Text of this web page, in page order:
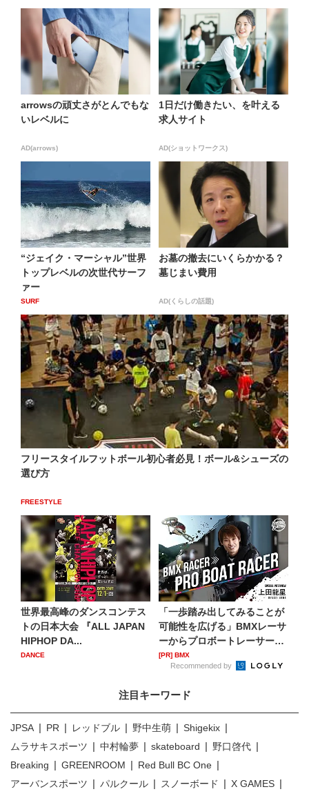
arrowsの頑丈さがとんでもな
いレベルに
AD(arrows)
1日だけ働きたい、を叶える
求人サイト
AD(ショットワークス)
“ジェイク・マーシャル”世界
トップレベルの次世代サーフ
ァー
SURF
お墓の撤去にいくらかかる？
墓じまい費用
AD(くらしの話題)
フリースタイルフットボール初心者必見！ボール&シューズの
選び方
FREESTYLE
世界最高峰のダンスコンテス
トの日本大会 『ALL JAPAN
HIPHOP DA...
DANCE
「一歩踏み出してみることが
可能性を広げる」BMXレーサ
ーからプロボートレーサー
へ...
[PR] BMX
Recommended by
注目キーワード
JPSA PR レッドブル 野中生萌
Shigekix
ムラサキスポーツ
中村輪夢 skateboard
野口啓代
Breaking
GREENROOM
Red Bull BC One
アーバンスポーツ
パルクール スノーボード
X GAMES